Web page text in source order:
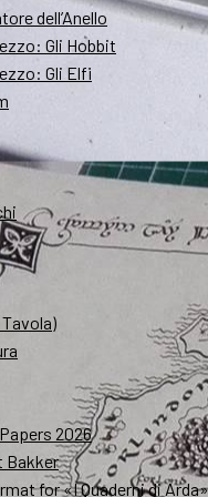
dell’Anello
Gli Hobbit
Gli Elfi
2026
Bakker
for «I Quaderni di Arda»